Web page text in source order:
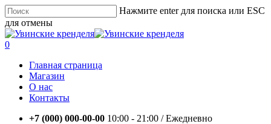
Skip
to
main
content
Нажмите enter для поиска или ESC
для отмены
Close
Search
account
0
Главная страница
Магазин
О нас
Контакты
+7 (000) 000-00-00 10:00 - 21:00 / Eжедневно